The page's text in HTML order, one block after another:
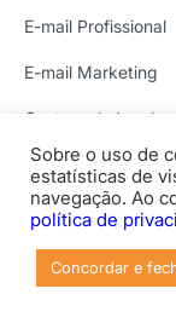
E-mail Profissional
E-mail Marketing
Captura de Leads
SOLUÇÕES
VPS com
VPS com n8n
Hospedagem com
Sobre o uso de
estatísticas de
navegação. Ao
política de
Concordar e